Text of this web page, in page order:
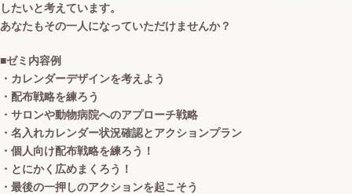
したいと考えています。
あなたもその一人になっていただけませんか？
■ゼミ内容例
・カレンダーデザインを考えよう
・配布戦略を練ろう
・サロンや動物病院へのアプローチ戦略
・名入れカレンダー状況確認とアクションプラン
・個人向け配布戦略を練ろう！
・とにかく広めまくろう！
・最後の一押しのアクションを起こそう